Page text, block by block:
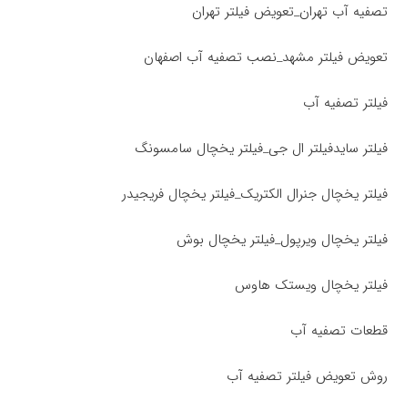
تصفیه آب تهران_تعویض فیلتر تهران
تعویض فیلتر مشهد_نصب تصفیه آب اصفهان
فیلتر تصفیه آب
فیلتر سایدفیلتر ال جی_فیلتر یخچال سامسونگ
فیلتر یخچال جنرال الکتریک_فیلتر یخچال فریجیدر
فیلتر یخچال ویرپول_فیلتر یخچال بوش
فیلتر یخچال ویستک هاوس
قطعات تصفیه آب
روش تعویض فیلتر تصفیه آب